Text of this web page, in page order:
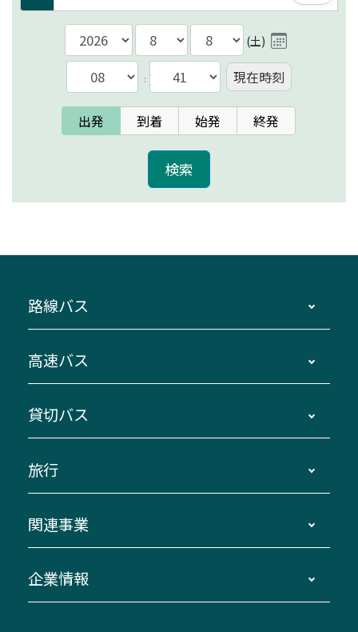
(土)
: 現在時刻
出発 到着 始発 終発
路線バス
主要停留所案内図・時刻表
路線バスのご利用方法
三重交通接近情報バスロケーションシステム
ダイヤ改正情報
迂回・休止について
臨時バスについて
伊勢二見鳥羽周遊バスCANばす
「みえブルーライン」（三重大学病院直通バ
高速バス
南紀・VISON～横浜・東京・埼玉
伊賀～名古屋
南紀～VISON～名古屋
湯の山温泉～名古屋
桑名・長島温泉・金城ふ頭駅～中部国際空港
（休止中）
貸切バス
貸切バスのご利用について
お問い合わせ
旅行
貸切バス団体旅行
美し国周遊ばす
関連事業
自家用自動車車両運行管理
企業情報